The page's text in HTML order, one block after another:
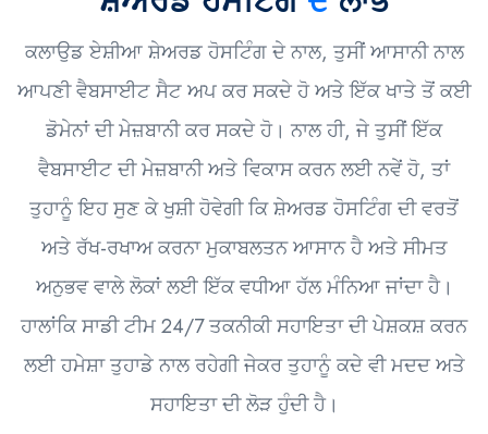
ਕਲਾਉਡ ਏਸ਼ੀਆ ਸ਼ੇਅਰਡ ਹੋਸਟਿੰਗ ਦੇ ਨਾਲ, ਤੁਸੀਂ ਆਸਾਨੀ ਨਾਲ
ਆਪਣੀ ਵੈਬਸਾਈਟ ਸੈਟ ਅਪ ਕਰ ਸਕਦੇ ਹੋ ਅਤੇ ਇੱਕ ਖਾਤੇ ਤੋਂ ਕਈ
ਡੋਮੇਨਾਂ ਦੀ ਮੇਜ਼ਬਾਨੀ ਕਰ ਸਕਦੇ ਹੋ। ਨਾਲ ਹੀ, ਜੇ ਤੁਸੀਂ ਇੱਕ
ਵੈਬਸਾਈਟ ਦੀ ਮੇਜ਼ਬਾਨੀ ਅਤੇ ਵਿਕਾਸ ਕਰਨ ਲਈ ਨਵੇਂ ਹੋ, ਤਾਂ
ਤੁਹਾਨੂੰ ਇਹ ਸੁਣ ਕੇ ਖੁਸ਼ੀ ਹੋਵੇਗੀ ਕਿ ਸ਼ੇਅਰਡ ਹੋਸਟਿੰਗ ਦੀ ਵਰਤੋਂ
ਅਤੇ ਰੱਖ-ਰਖਾਅ ਕਰਨਾ ਮੁਕਾਬਲਤਨ ਆਸਾਨ ਹੈ ਅਤੇ ਸੀਮਤ
ਅਨੁਭਵ ਵਾਲੇ ਲੋਕਾਂ ਲਈ ਇੱਕ ਵਧੀਆ ਹੱਲ ਮੰਨਿਆ ਜਾਂਦਾ ਹੈ।
ਹਾਲਾਂਕਿ ਸਾਡੀ ਟੀਮ 24/7 ਤਕਨੀਕੀ ਸਹਾਇਤਾ ਦੀ ਪੇਸ਼ਕਸ਼ ਕਰਨ
ਲਈ ਹਮੇਸ਼ਾ ਤੁਹਾਡੇ ਨਾਲ ਰਹੇਗੀ ਜੇਕਰ ਤੁਹਾਨੂੰ ਕਦੇ ਵੀ ਮਦਦ ਅਤੇ
ਸਹਾਇਤਾ ਦੀ ਲੋੜ ਹੁੰਦੀ ਹੈ।